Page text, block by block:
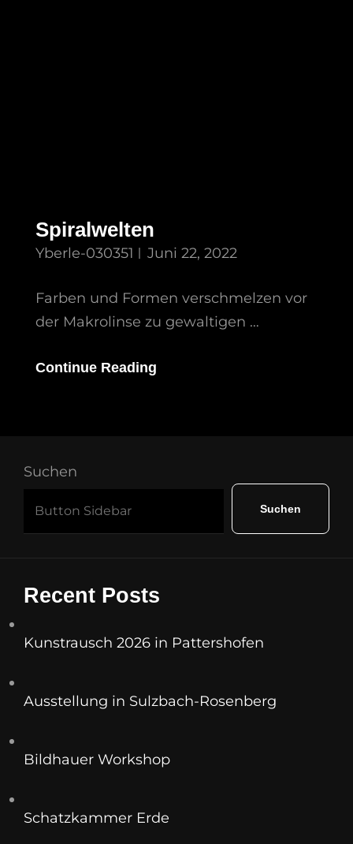
Spiralwelten
Yberle-030351 Juni 22, 2022
Farben und Formen verschmelzen vor
der Makrolinse zu gewaltigen …
Continue Reading
Suchen
Suchen
Recent Posts
Kunstrausch 2026 in Pattershofen
Ausstellung in Sulzbach-Rosenberg
Bildhauer Workshop
Schatzkammer Erde